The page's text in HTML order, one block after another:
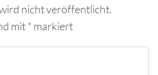
nicht veröffentlicht.
mit* markiert